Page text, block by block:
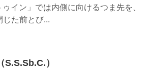
イン」では内側に向けるつま先を、
じた前とび...
）